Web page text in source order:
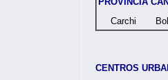
Carchi
CENTROS